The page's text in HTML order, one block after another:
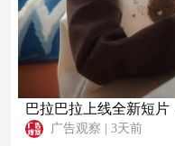
巴拉巴拉上线全新短
广告观察 3天前